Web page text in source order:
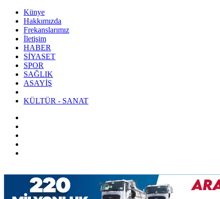
Künye
Hakkımızda
Frekanslarımız
İletişim
HABER
SİYASET
SPOR
SAĞLIK
ASAYİŞ
KÜLTÜR - SANAT